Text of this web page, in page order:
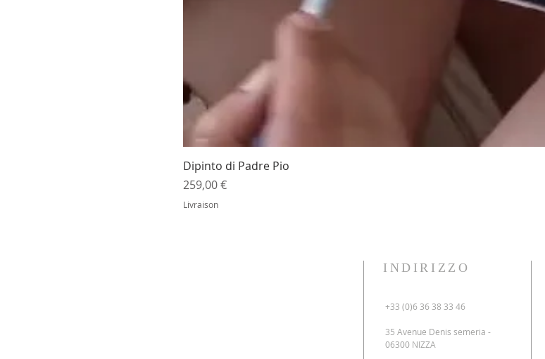
Dipinto di Padre Pio
Prezzo
259,00 €
Livraison
INDIRIZZO
+33 (0)6 36 38 33 46
35 Avenue Denis semeria -
06300 NIZZA